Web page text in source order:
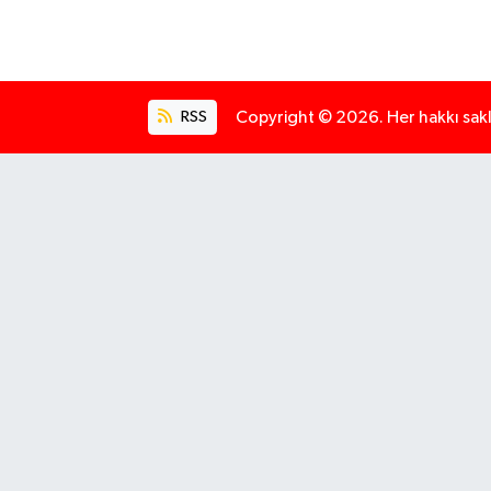
RSS Copyright © 2026. Her hakkı